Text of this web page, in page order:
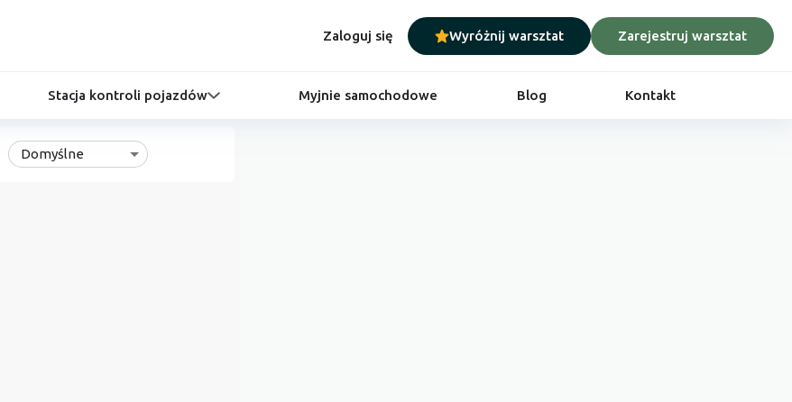
Zaloguj się Wyróżnij warsztat Zarejestruj warsztat
Stacja kontroli pojazdów Myjnie samochodowe Blog Kontakt
Domyślne